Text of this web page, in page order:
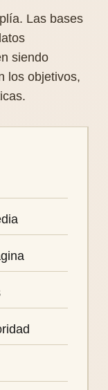
Las bases
siendo
los objetivos,